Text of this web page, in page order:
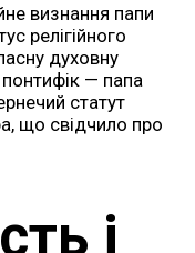
визнання папи
релігійного
духовну
— папа
статут
що свідчило про
і